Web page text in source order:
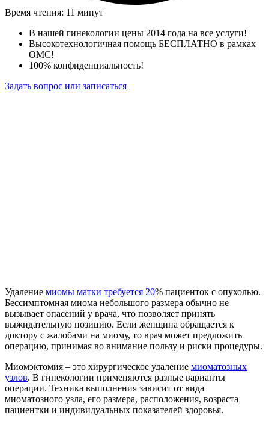
Время чтения: 11 минут
В нашей гинекологии цены 2014 года на все услуги!
Высокотехнологичная помощь БЕСПЛАТНО в рамках
ОМС!
100% конфиденциальность!
Задать вопрос или записаться
Удаление миомы матки требуется 20% пациенток с опухолью.
Бессимптомная миома небольшого размера обычно не
вызывает опасений у врача, что позволяет принять
выжидательную позицию. Если женщина обращается к
доктору с жалобами на миому, то врач может предложить
операцию, принимая во внимание пользу и риски процедуры.
Миомэктомия – это хирургическое удаление миоматозных
узлов. В гинекологии применяются разные варианты
операции. Техника выполнения зависит от вида
миоматозного узла, его размера, расположения, возраста
пациентки и индивидуальных показателей здоровья.